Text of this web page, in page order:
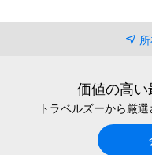
価値の高い
トラベルズーから厳